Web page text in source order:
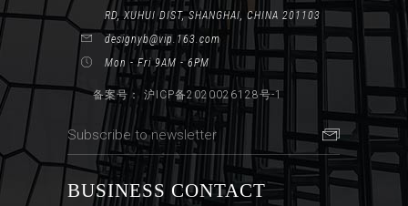
RD, XUHUI DIST, SHANGHAI, CHINA 201103
designyb@vip.163.com
Mon - Fri 9AM - 6PM
备案号： 沪ICP备2020026128号-1
BUSINESS CONTACT